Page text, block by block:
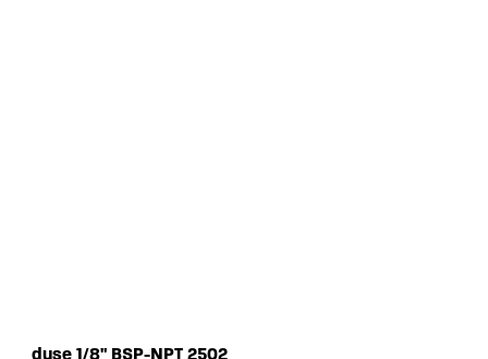
dyse 1/8" BSP-NPT 2502